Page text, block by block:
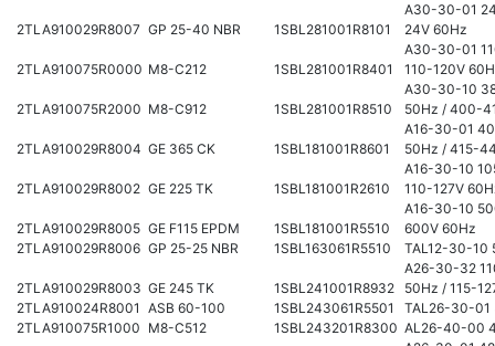
2TLA910029R8007 GP 25-40 NBR 1SBL281001R8101
A30-30-01
24V 60Hz
2TLA910075R0000 M8-C212 1SBL281001R8401
A30-30-01
110-120V
2TLA910075R2000 M8-C912 1SBL281001R8510
A30-30-10
50Hz / 400-
2TLA910029R8004 GE 365 CK 1SBL181001R8601
A16-30-01
50Hz / 415-
2TLA910029R8002 GE 225 TK 1SBL181001R2610
A16-30-10
110-127V
2TLA910029R8005 GE F115 EPDM 1SBL181001R5510
A16-30-10
600V 60Hz
2TLA910029R8006 GP 25-25 NBR 1SBL163061R5510 TAL12-30-10
2TLA910029R8003 GE 245 TK 1SBL241001R8932
A26-30-32
50Hz / 115-
2TLA910024R8001 ASB 60-100 1SBL243061R5501
TAL26-30-01
2TLA910075R1000 M8-C512 1SBL243201R8300 AL26-40-00